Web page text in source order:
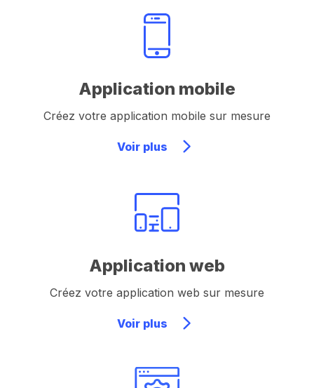
Application mobile
Créez votre application mobile sur mesure
Voir plus
Application web
Créez votre application web sur mesure
Voir plus